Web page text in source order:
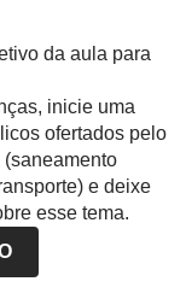
da aula para
inicie uma
ofertados pelo
e deixe
esse tema.